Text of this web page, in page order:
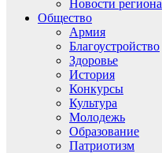
Новости региона
Общество
Армия
Благоустройство
Здоровье
История
Конкурсы
Культура
Молодежь
Образование
Патриотизм